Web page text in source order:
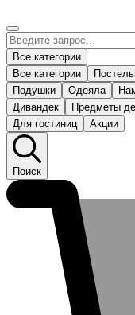
Все категории
Все категории
Подушки
Одеяла
Дивандек
Предметы
Для гостиниц
Акции
Поиск